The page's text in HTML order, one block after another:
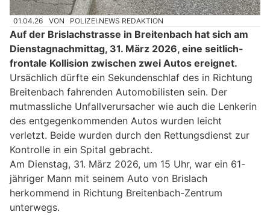
01.04.26 VON POLIZEI.NEWS REDAKTION
Auf der Brislachstrasse in Breitenbach hat sich am
Dienstagnachmittag, 31. März 2026, eine seitlich-
frontale Kollision zwischen zwei Autos ereignet.
Ursächlich dürfte ein Sekundenschlaf des in Richtung
Breitenbach fahrenden Automobilisten sein. Der
mutmassliche Unfallverursacher wie auch die Lenkerin
des entgegenkommenden Autos wurden leicht
verletzt. Beide wurden durch den Rettungsdienst zur
Kontrolle in ein Spital gebracht.
Am Dienstag, 31. März 2026, um 15 Uhr, war ein 61-
jähriger Mann mit seinem Auto von Brislach
herkommend in Richtung Breitenbach-Zentrum
unterwegs.